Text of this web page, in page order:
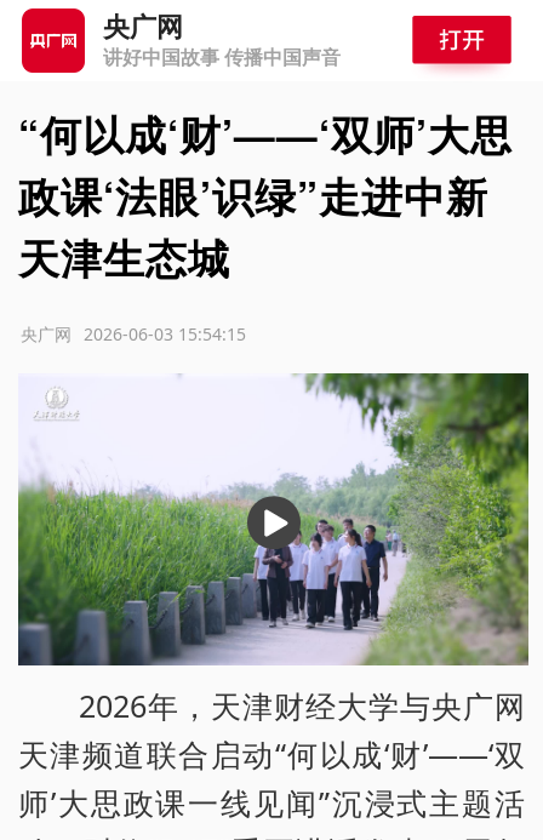
央广网
讲好中国故事 传播中国声音
“何以成‘财’——‘双师’大思
政课‘法眼’识绿”走进中新
天津生态城
2026-06-03 15:54:15
央广网
播
放
2026年，天津财经大学与央广网
天津频道联合启动“何以成‘财’——‘双
师’大思政课一线见闻”沉浸式主题活